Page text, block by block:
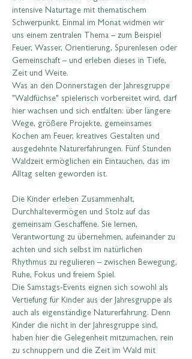
intensive Naturtage mit thematischem
Schwerpunkt. Einmal im Monat widmen wir
uns einem zentralen Thema – zum Beispiel
Feuer, Wasser, Orientierung, Spurenlesen oder
Gemeinschaft – und erleben dieses in Tiefe,
Zeit und Weite.
Was an den Donnerstagen der Jahresgruppe
"Waldfüchse" spielerisch vorbereitet wird, darf
hier wachsen und sich entfalten: über längere
Wege, größere Projekte, gemeinsames
Kochen am Feuer, kreatives Gestalten und
ausgedehnte Naturerfahrungen. Fünf Stunden
Waldzeit ermöglichen ein Eintauchen, das im
Alltag selten geworden ist.
Die Kinder erleben Zusammenhalt,
Durchhaltevermögen und Stolz auf das
gemeinsam Geschaffene. Sie lernen,
Verantwortung zu übernehmen, aufeinander zu
achten und sich selbst im natürlichen
Rhythmus zu regulieren – zwischen Bewegung,
Ruhe, Fokus und freiem Spiel.
Die Samstags-Events eignen sich sowohl als
Vertiefung für Kinder aus der Jahresgruppe als
auch als eigenständige Naturerfahrung. Denn
Kinder die nicht in der Jahresgruppe sind,
haben hier die Gelegenheit mitzumachen, rein
zu schnuppern und die Zeit im Wald mit